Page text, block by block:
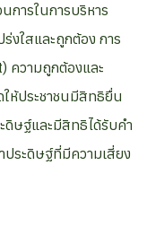
การในการบริหาร
งใสและถูกต้อง การ
ความถูกต้องและ
ห้ประชาชนมีสิทธิยื่น
ดิษฐ์และมีสิทธิได้รับคำ
ระดิษฐ์ที่มีความเสี่ยง